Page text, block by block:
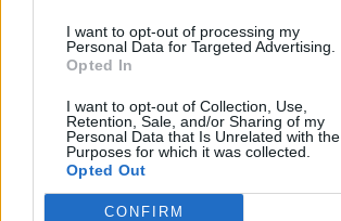
I want to opt-out of processing my
Personal Data for Targeted Advertising.
Opted In
I want to opt-out of Collection, Use,
Retention, Sale, and/or Sharing of my
Personal Data that Is Unrelated with the
Purposes for which it was collected.
Opted Out
CONFIRM
Acconsento al trattamento dei dati personali (